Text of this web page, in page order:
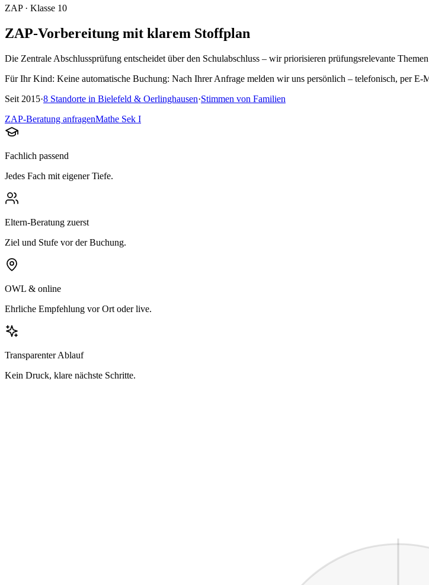
ZAP · Klasse 10
ZAP-Vorbereitung mit klarem Stoffplan
Die Zentrale Abschlussprüfung entscheidet über den Schulabschluss – wir priorisieren prüfungsrelevante
Für Ihr Kind: Keine automatische Buchung: Nach Ihrer Anfrage melden wir uns persönlich – telefonisch, per
Seit 2015·8 Standorte in Bielefeld & Oerlinghausen·Stimmen von Familien
ZAP-Beratung anfragenMathe Sek I
Fachlich passend
Jedes Fach mit eigener Tiefe.
Eltern-Beratung zuerst
Ziel und Stufe vor der Buchung.
OWL & online
Ehrliche Empfehlung vor Ort oder live.
Transparenter Ablauf
Kein Druck, klare nächste Schritte.